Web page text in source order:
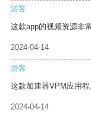
游客
这款app的视频资源非
2024-04-14
游客
这款加速器VPM应用
2024-04-14